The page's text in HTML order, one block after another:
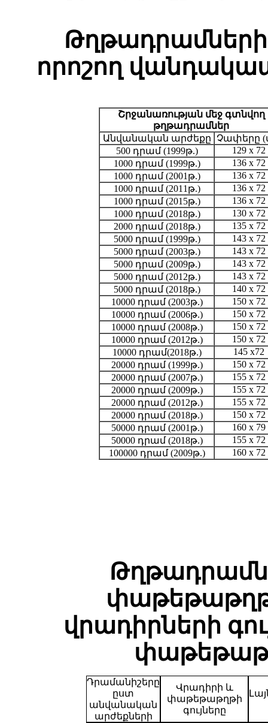
Թղթադրամների
որոշող
Շրջանառության մեջ գտնվող
թղթադրամներ
Անվանական արժեքը
Չափերը
500 դրամ (1999թ.)
129 x 72
1000 դրամ (1999թ.)
136 x 72
1000 դրամ (2001թ.)
136 x 72
1000 դրամ (2011թ.)
136 x 72
1000 դրամ (2015թ.)
136 x 72
1000 դրամ (2018թ.)
130 x 72
2000 դրամ (2018թ.)
135 x 72
5000 դրամ (1999թ.)
143 x 72
5000 դրամ (2003թ.)
143 x 72
5000 դրամ (2009թ.)
143 x 72
5000 դրամ (2012թ.)
143 x 72
5000 դրամ (2018թ.)
140 x 72
10000 դրամ (2003թ.)
150 x 72
10000 դրամ (2006թ.)
150 x 72
10000 դրամ (2008թ.)
150 x 72
10000 դրամ (2012թ.)
150 x 72
10000 դրամ(2018թ.)
145 x72
20000 դրամ (1999թ.)
150 x 72
20000 դրամ (2007թ.)
155 x 72
20000 դրամ (2009թ.)
155 x 72
20000 դրամ (2012թ.)
155 x 72
20000 դրամ (2018թ.)
150 x 72
50000 դրամ (2001թ.)
160 x 79
50000 դրամ (2018թ.)
155 x 72
100000 դրամ (2009թ.)
160 x 72
վրադիրների
Դրամանիշերը
ըստ
անվանական
արժեքների
Վրադիրի և
փաթեթաթղթի
գույները